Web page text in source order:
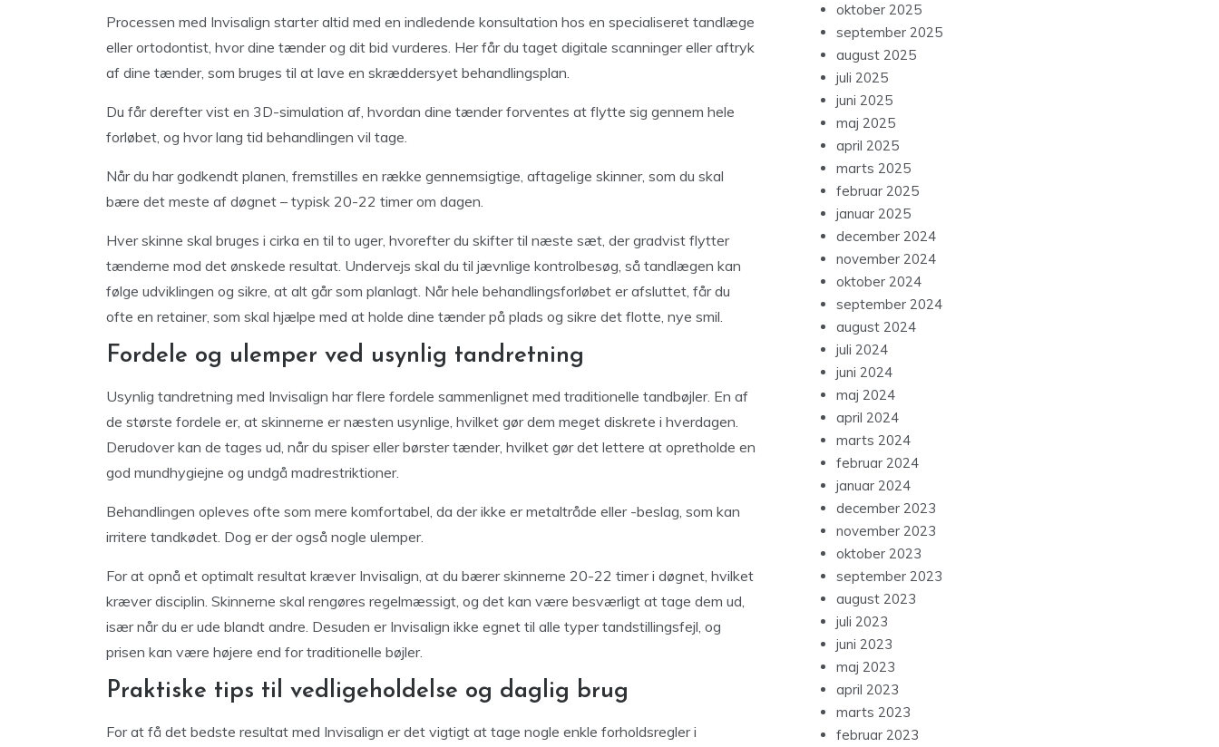
Processen med Invisalign starter altid med en indledende konsultation hos en specialiseret tandlæge
eller ortodontist, hvor dine tænder og dit bid vurderes. Her får du taget digitale scanninger eller aftryk
af dine tænder, som bruges til at lave en skræddersyet behandlingsplan.
Du får derefter vist en 3D-simulation af, hvordan dine tænder forventes at flytte sig gennem hele
forløbet, og hvor lang tid behandlingen vil tage.
Når du har godkendt planen, fremstilles en række gennemsigtige, aftagelige skinner, som du skal
bære det meste af døgnet – typisk 20-22 timer om dagen.
Hver skinne skal bruges i cirka en til to uger, hvorefter du skifter til næste sæt, der gradvist flytter
tænderne mod det ønskede resultat. Undervejs skal du til jævnlige kontrolbesøg, så tandlægen kan
følge udviklingen og sikre, at alt går som planlagt. Når hele behandlingsforløbet er afsluttet, får du
ofte en retainer, som skal hjælpe med at holde dine tænder på plads og sikre det flotte, nye smil.
Fordele og ulemper ved usynlig tandretning
Usynlig tandretning med Invisalign har flere fordele sammenlignet med traditionelle tandbøjler. En af
de største fordele er, at skinnerne er næsten usynlige, hvilket gør dem meget diskrete i hverdagen.
Derudover kan de tages ud, når du spiser eller børster tænder, hvilket gør det lettere at opretholde en
god mundhygiejne og undgå madrestriktioner.
Behandlingen opleves ofte som mere komfortabel, da der ikke er metaltråde eller -beslag, som kan
irritere tandkødet. Dog er der også nogle ulemper.
For at opnå et optimalt resultat kræver Invisalign, at du bærer skinnerne 20-22 timer i døgnet, hvilket
kræver disciplin. Skinnerne skal rengøres regelmæssigt, og det kan være besværligt at tage dem ud,
især når du er ude blandt andre. Desuden er Invisalign ikke egnet til alle typer tandstillingsfejl, og
prisen kan være højere end for traditionelle bøjler.
Praktiske tips til vedligeholdelse og daglig brug
For at få det bedste resultat med Invisalign er det vigtigt at tage nogle enkle forholdsregler i
oktober 2025
september 2025
august 2025
juli 2025
juni 2025
maj 2025
april 2025
marts 2025
februar 2025
januar 2025
december 2024
november 2024
oktober 2024
september 2024
august 2024
juli 2024
juni 2024
maj 2024
april 2024
marts 2024
februar 2024
januar 2024
december 2023
november 2023
oktober 2023
september 2023
august 2023
juli 2023
juni 2023
maj 2023
april 2023
marts 2023
februar 2023